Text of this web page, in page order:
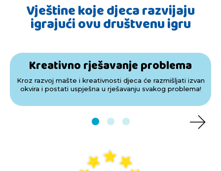
Vještine koje djeca razvijaju
igrajući ovu društvenu igru
Kreativno rješavanje problema
Kroz razvoj mašte i kreativnosti djeca će razmišljati izvan
okvira i postati uspješna u rješavanju svakog problema!